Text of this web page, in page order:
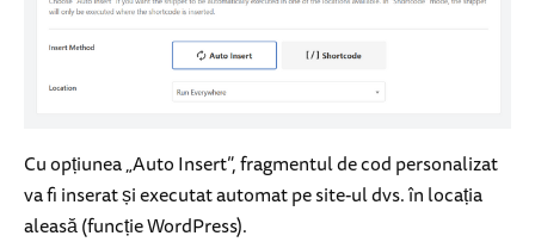
Cu opțiunea „Auto Insert”, fragmentul de cod personalizat
va fi inserat și executat automat pe site-ul dvs. în locația
aleasă (funcție WordPress).